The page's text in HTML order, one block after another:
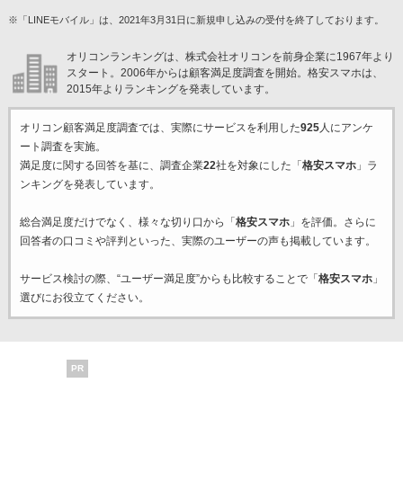
※「LINEモバイル」は、2021年3月31日に新規申し込みの受付を終了しております。
オリコンランキングは、株式会社オリコンを前身企業に1967年より
スタート。2006年からは顧客満足度調査を開始。格安スマホは、
2015年よりランキングを発表しています。
オリコン顧客満足度調査では、実際にサービスを利用した925人にアンケ
ート調査を実施。
満足度に関する回答を基に、調査企業22社を対象にした「 格安スマホ」ラ
ンキングを発表しています。
総合満足度だけでなく、様々な切り口から「 格安スマホ」を評価。さらに
回答者の口コミや評判といった、実際のユーザーの声も掲載しています。
サービス検討の際、“ユーザー満足度”からも比較することで「 格安スマホ」
選びにお役立てください。
PR